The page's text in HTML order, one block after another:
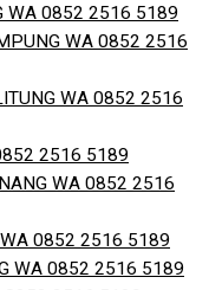
WA 0852 2516 5189
WA 0852 2516
WA 0852 2516
2516 5189
WA 0852 2516
WA 0852 2516 5189
WA 0852 2516 5189